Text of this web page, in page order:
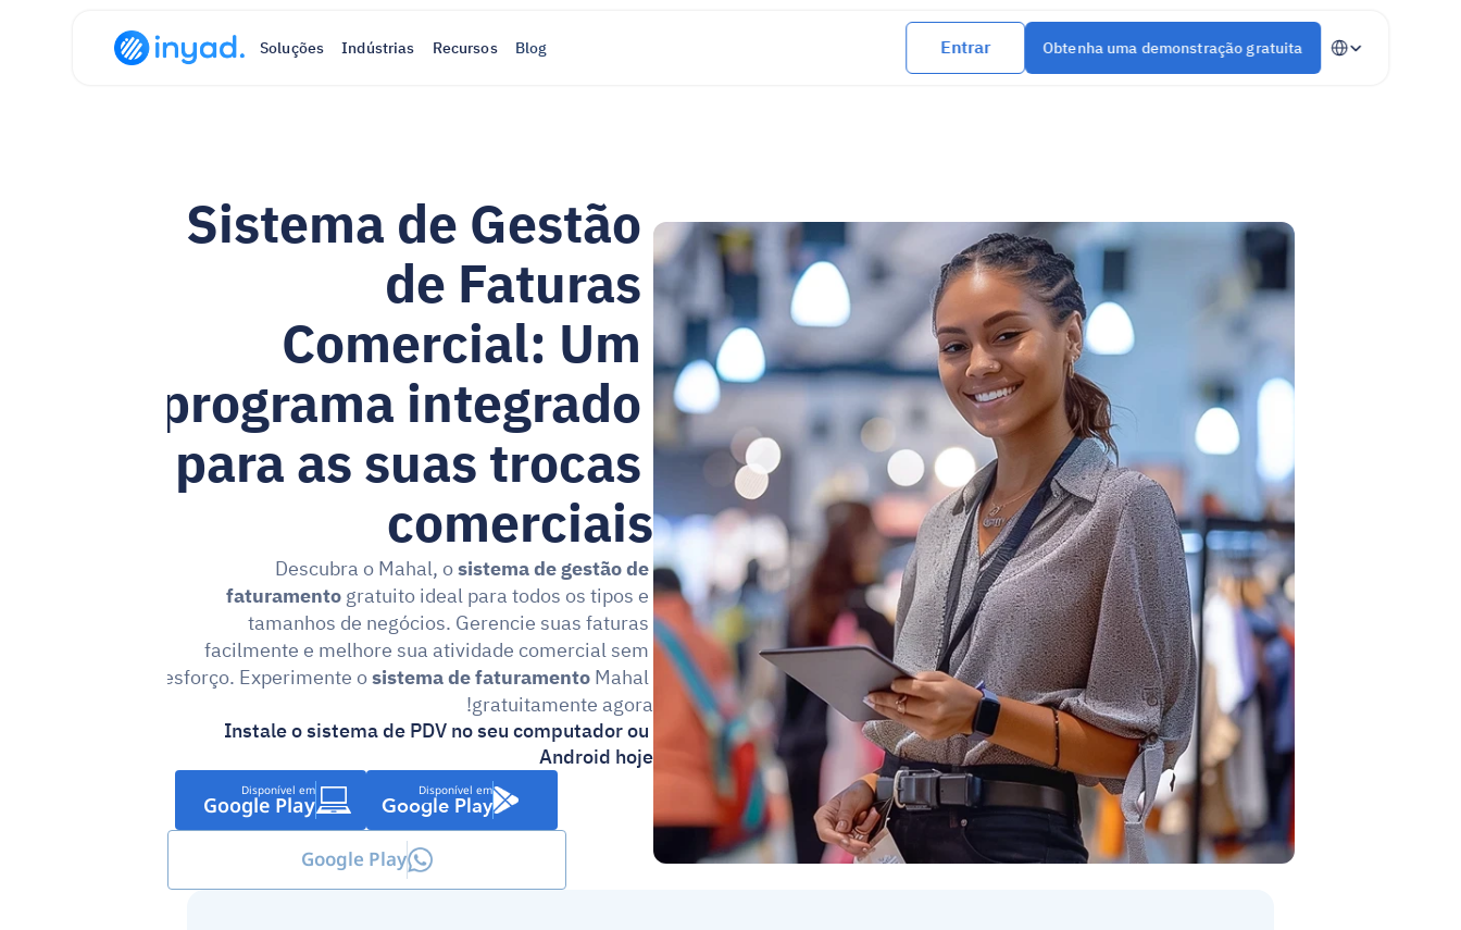
Sistema de Gestão
de Faturas
Comercial: Um
programa integrado
para as suas trocas
comerciais
Descubra o Mahal, o sistema de gestão de
faturamento gratuito ideal para todos os tipos e
tamanhos de negócios. Gerencie suas faturas
facilmente e melhore sua atividade comercial sem
esforço. Experimente o sistema de faturamento Mahal
gratuitamente agora!
Instale o sistema de PDV no seu computador ou
Android hoje
Disponível em
Google Play Disponível em
Google Play
Google Play
Soluções Indústrias Recursos Blog Entrar Obtenha uma demonstração gratuita
Select Language